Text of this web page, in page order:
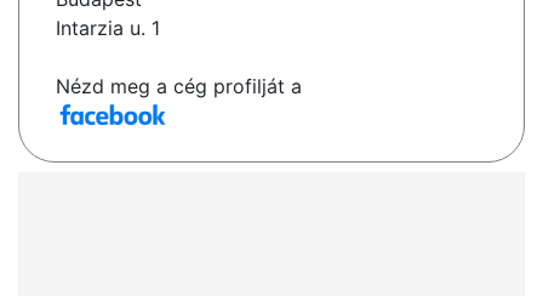
Intarzia u. 1
Nézd meg a cég profilját a